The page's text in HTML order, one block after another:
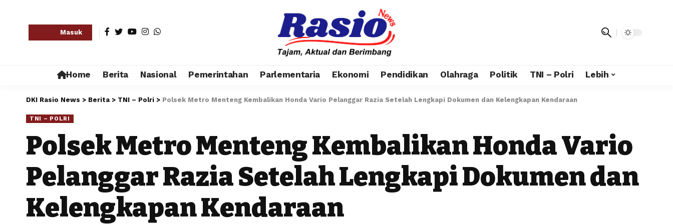
Masuk
Home Berita Nasional Pemerintahan Parlementaria Ekonomi Pendidikan Olahraga Politik TNI – Polri Lebih
DKI Rasio News > Berita > TNI – Polri > Polsek Metro Menteng Kembalikan Honda Vario Pelanggar Razia Setelah Lengkapi Dokumen dan Kelengkapan Kendaraan
TNI – POLRI
Polsek Metro Menteng Kembalikan Honda Vario
Pelanggar Razia Setelah Lengkapi Dokumen dan
Kelengkapan Kendaraan